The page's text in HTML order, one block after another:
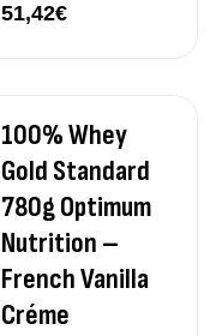
51,42€
100% Whey
Gold Standard
780g Optimum
Nutrition –
French Vanilla
Créme